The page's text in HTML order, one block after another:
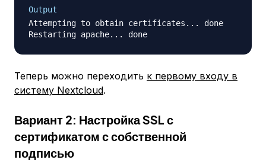
Output
Attempting to obtain certificates... done
Теперь можно переходить к первому входу в
систему Nextcloud.
Вариант 2: Настройка SSL с
сертификатом с собственной
подписью